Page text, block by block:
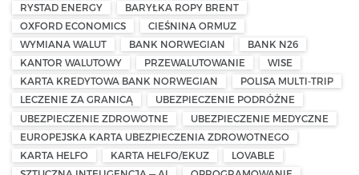
RYSTAD ENERGY
BARYŁKA ROPY BRENT
OXFORD ECONOMICS
CIEŚNINA ORMUZ
WYMIANA WALUT
BANK NORWEGIAN
BANK N26
KANTOR WALUTOWY
PRZEWALUTOWANIE
WISE
KARTA KREDYTOWA BANK NORWEGIAN
POLISA MULTI-TRIP
LECZENIE ZA GRANICĄ
UBEZPIECZENIE PODRÓŻNE
UBEZPIECZENIE ZDROWOTNE
UBEZPIECZENIE MEDYCZNE
EUROPEJSKA KARTA UBEZPIECZENIA ZDROWOTNEGO
KARTA HELFO
KARTA HELFO/EKUZ
LOVABLE